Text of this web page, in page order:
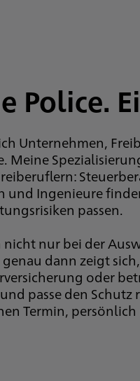
Police.
Unternehmen,
Meine
und Ingenieure
passen.
nur bei der
dann zeigt
oder
passe den Schutz
Termin,